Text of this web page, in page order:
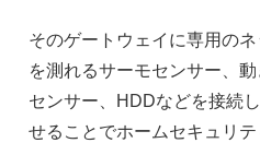
そのゲートウェイに専用の
を測れるサーモセンサー、
センサー、HDDなどを接続
せることでホームセキュリ